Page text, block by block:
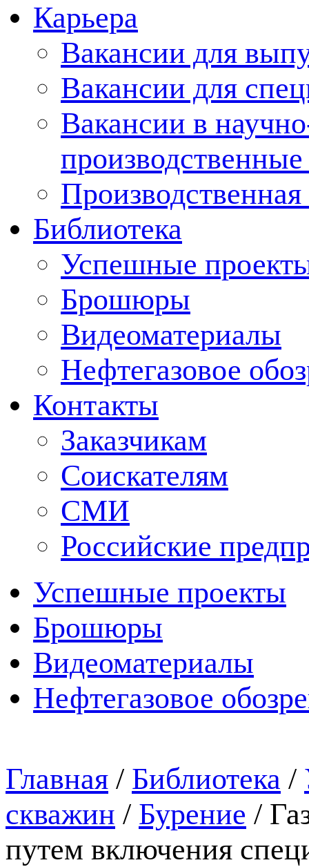
Карьера
Вакансии для
Вакансии для
Вакансии в
Производственная
Библиотека
Успешные
Брошюры
Видеоматериалы
Нефтегазовое
Контакты
Заказчикам
Соискателям
СМИ
Российские
Успешные проекты
Брошюры
Видеоматериалы
Нефтегазовое
Главная / Библиотека /
скважин / Бурение /
путем включения